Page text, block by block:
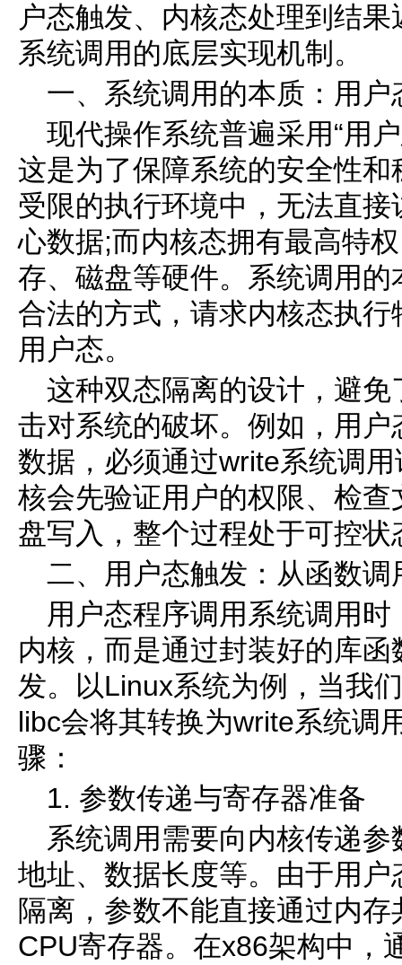
户态触发、内核态处理到结
系统调用的底层实现机制。
一、系统调用的本质：用
现代操作系统普遍采用“用
这是为了保障系统的安全性
受限的执行环境中，无法直
心数据;而内核态拥有最高特
存、磁盘等硬件。系统调用
合法的方式，请求内核态执
用户态。
这种双态隔离的设计，避
击对系统的破坏。例如，用
数据，必须通过write系统调
核会先验证用户的权限、检
盘写入，整个过程处于可控状
二、用户态触发：从函数调
用户态程序调用系统调用
内核，而是通过封装好的库
发。以Linux系统为例，当我
libc会将其转换为write系统调
骤：
1. 参数传递与寄存器准备
系统调用需要向内核传递
地址、数据长度等。由于用
隔离，参数不能直接通过内
CPU寄存器。在x86架构中，